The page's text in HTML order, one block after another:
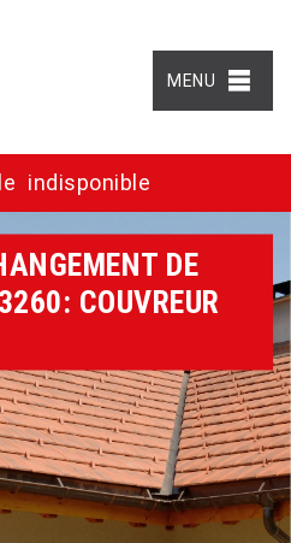
MENU
indisponible
DE
COUVREUR